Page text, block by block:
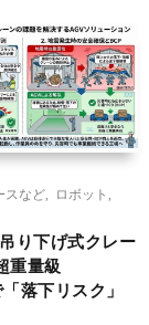
スなど
ロボット
り下げ式クレー
重量級
落下リスク」